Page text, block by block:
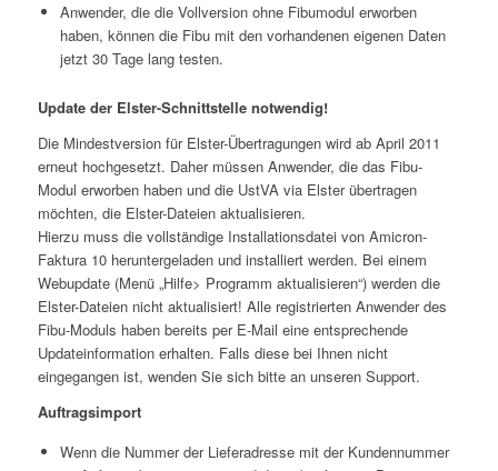
Anwender, die die Vollversion ohne Fibumodul erworben
haben, können die Fibu mit den vorhandenen eigenen Daten
jetzt 30 Tage lang testen.
Update der Elster-Schnittstelle notwendig!
Die Mindestversion für Elster-Übertragungen wird ab April 2011
erneut hochgesetzt. Daher müssen Anwender, die das Fibu-
Modul erworben haben und die UstVA via Elster übertragen
möchten, die Elster-Dateien aktualisieren.
Hierzu muss die vollständige Installationsdatei von Amicron-
Faktura 10 heruntergeladen und installiert werden. Bei einem
Webupdate (Menü „Hilfe> Programm aktualisieren“) werden die
Elster-Dateien nicht aktualisiert! Alle registrierten Anwender des
Fibu-Moduls haben bereits per E-Mail eine entsprechende
Updateinformation erhalten. Falls diese bei Ihnen nicht
eingegangen ist, wenden Sie sich bitte an unseren Support.
Auftragsimport
Wenn die Nummer der Lieferadresse mit der Kundennummer